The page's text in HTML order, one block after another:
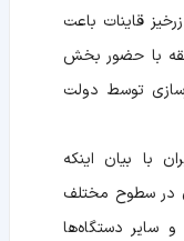
قاینات باعت
با حضور بخش
توسط دولت
با بیان اینکه
در سطوح مختلف
سایر دستگاه‌ها